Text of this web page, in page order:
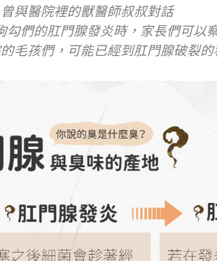
與醫院裡的獸醫師叔叔對話
勾們的肛門腺發炎時，家長們可以
毛孩們，可能已經到肛門腺破裂